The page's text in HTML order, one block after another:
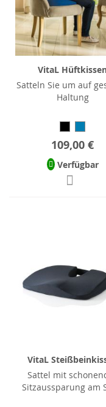
VitaL
Satteln Sie um auf
Haltung
109,00 €
Verfügbar
VitaL
Sattel mit
Sitzaussparung am